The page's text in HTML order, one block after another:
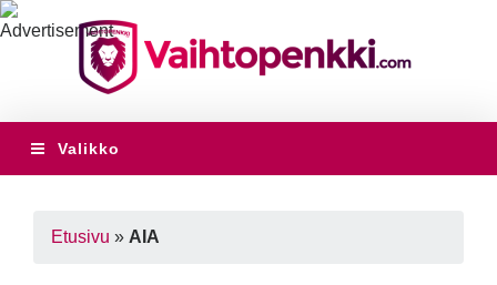
Valikko
Etusivu » AIA